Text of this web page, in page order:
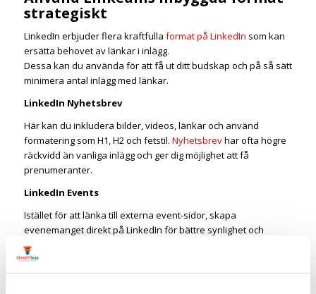
strategiskt
LinkedIn erbjuder flera kraftfulla format på LinkedIn som kan
ersätta behovet av länkar i inlägg.
Dessa kan du använda för att få ut ditt budskap och på så sätt
minimera antal inlägg med länkar.
LinkedIn Nyhetsbrev
Här kan du inkludera bilder, videos, länkar och använd
formatering som H1, H2 och fetstil. Nyhetsbrevhar ofta högre
räckvidd än vanliga inlägg och ger dig möjlighet att få
prenumeranter.
LinkedIn Events
Istället för att länka till externa event-sidor, skapa
evenemanget direkt på LinkedIn för bättre synlighet och
engagemang.